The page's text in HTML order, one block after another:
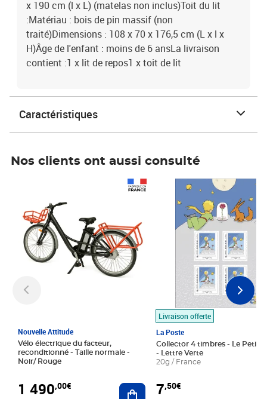
x 190 cm (l x L) (matelas non inclus)Toit du lit
:Matériau : bois de pin massif (non
traité)Dimensions : 108 x 70 x 176,5 cm (L x l x
H)Âge de l'enfant : moins de 6 ansLa livraison
contient :1 x lit de repos1 x toit de lit
Caractéristiques
Nos clients ont aussi consulté
Nouvelle Attitude
Vélo électrique du facteur,
reconditionné - Taille normale -
Noir/ Rouge
1 490,00€ Ajouter au panier
Livraison offerte
La Poste
Collector 4 timbres - Le Petit
- Lettre Verte
20g / France
7,50€
Prix 7,50€